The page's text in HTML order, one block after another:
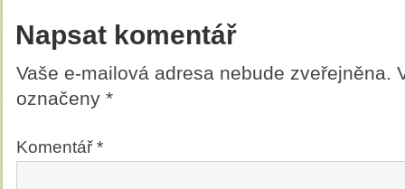
Napsat komentář
Vaše e-mailová adresa nebude zveřejněna.
označeny *
Komentář*